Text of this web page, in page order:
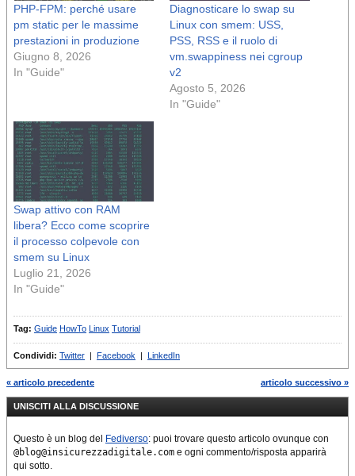
PHP-FPM: perché usare
pm static per le massime
prestazioni in produzione
Giugno 8, 2026
In "Guide"
Diagnosticare lo swap su
Linux con smem: USS,
PSS, RSS e il ruolo di
vm.swappiness nei cgroup
v2
Agosto 5, 2026
In "Guide"
Swap attivo con RAM
libera? Ecco come scoprire
il processo colpevole con
smem su Linux
Luglio 21, 2026
In "Guide"
Tag: Guide HowTo Linux Tutorial
Condividi: Twitter | Facebook | LinkedIn
« articolo precedente articolo successivo »
UNISCITI ALLA DISCUSSIONE
Questo è un blog del Fediverso: puoi trovare questo articolo ovunque con
@blog@insicurezzadigitale.com e ogni commento/risposta apparirà
qui sotto.